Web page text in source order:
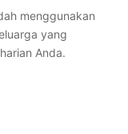
menggunakan
yang
Anda.